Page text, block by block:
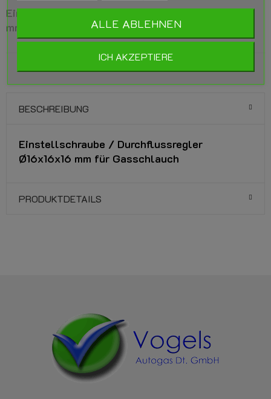
Einstellschraube / Durchflussregler Ø16x16x16
mm für Gasschlauch
BESCHREIBUNG
Einstellschraube / Durchflussregler
Ø16x16x16 mm für Gasschlauch
PRODUKTDETAILS
ALLE ABLEHNEN
ICH AKZEPTIERE